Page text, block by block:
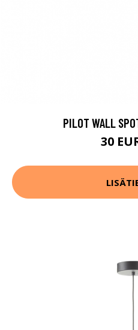
PILOT WALL
30